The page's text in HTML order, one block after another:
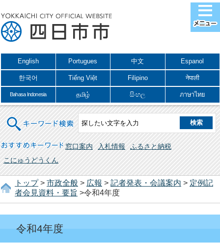
English Portugues 中文 Espanol
한국어 Tiếng Việt Filipino नेपाली
Bahasa Indonesia தமிழ் සිංහල ภาษาไทย
キーワード検索
おすすめキーワード 窓口案内 入札情報
ふるさと納税
こにゅうどうくん
トップ> 市政全般 > 広報 > 記者発表・会議案内 > 定例記
者会見資料・要旨 >令和4年度
令和4年度